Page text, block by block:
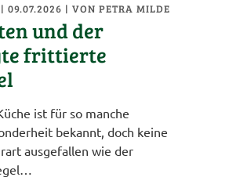
| 09.07.2026 |VON PETRA MILDE
und der
frittierte
ist für so manche
bekannt, doch keine
ausgefallen wie der